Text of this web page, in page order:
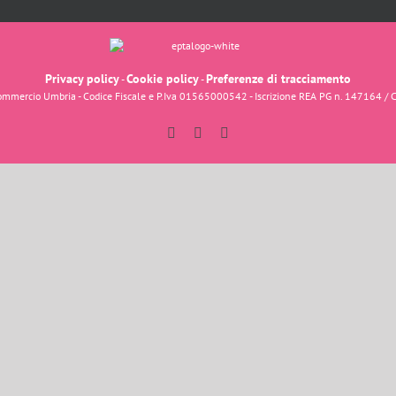
Privacy policy-Cookie policy-Preferenze di tracciamento
Umbria - Codice Fiscale e P.Iva 01565000542 - Iscrizione REA PG n. 147164
FacebookInstagram